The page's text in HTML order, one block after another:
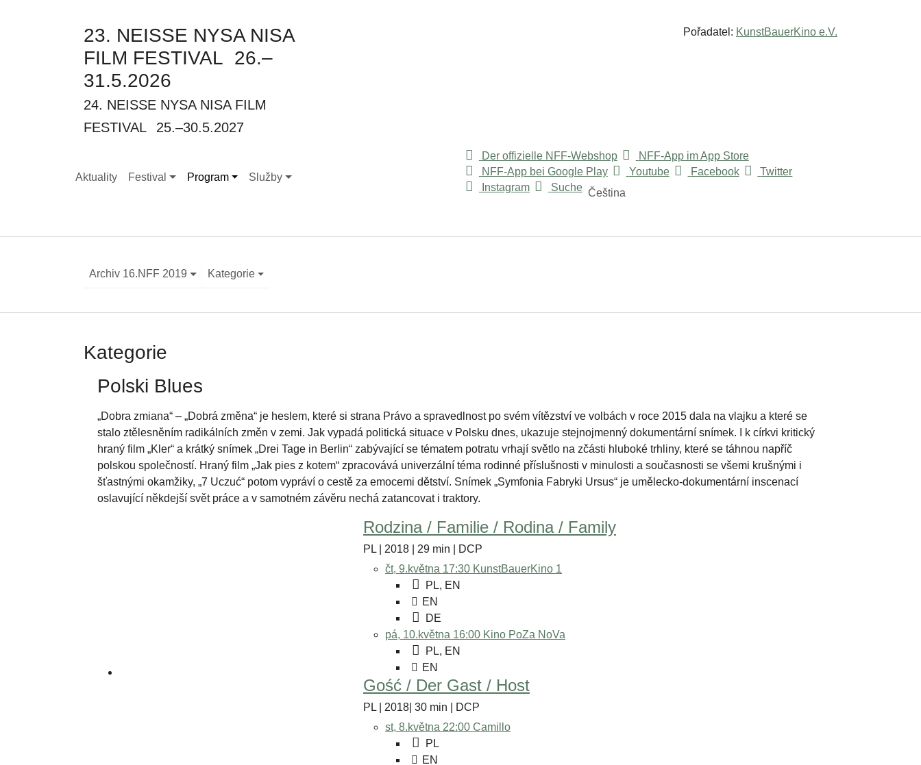
23. NEISSE NYSA NISA
FILM FESTIVAL 26.–
31.5.2026
24. NEISSE NYSA NISA FILM
FESTIVAL
25.–30.5.2027
Pořadatel: KunstBauerKino e.V.
Aktuality Festival
Submenu for "Festival"
Program
Submenu for "Program"
Služby
Submenu for "Služby"
Der offizielle NFF-Webshop
NFF-App im App Store
NFF-App bei Google Play
Youtube Facebook
Twitter
Instagram
Suche Čeština
Archiv 16.NFF 2019 Kategorie
Kategorie
Polski Blues
„Dobra zmiana“ – „Dobrá změna“ je heslem, které si strana Právo a spravedlnost po svém vítězství ve volbách v roce 2015 dala na vlajku a které se
stalo ztělesněním radikálních změn v zemi. Jak vypadá politická situace v Polsku dnes, ukazuje stejnojmenný dokumentární snímek. I k církvi kritický
hraný film „Kler“ a krátký snímek „Drei Tage in Berlin“ zabývající se tématem potratu vrhají světlo na zčásti hluboké trhliny, které se táhnou napříč
polskou společností. Hraný film „Jak pies z kotem“ zpracovává univerzální téma rodinné příslušnosti v minulosti a současnosti se všemi krušnými i
šťastnými okamžiky, „7 Uczuć“ potom vypráví o cestě za emocemi dětství. Snímek „Symfonia Fabryki Ursus“ je umělecko-dokumentární inscenací
oslavující někdejší svět práce a v samotném závěru nechá zatancovat i traktory.
Rodzina / Familie / Rodina / Family
PL | 2018 | 29 min | DCP
čt, 9.května 17:30 KunstBauerKino 1
PL, EN
EN
DE
pá, 10.května 16:00 Kino PoZa NoVa
PL, EN
EN
Gość / Der Gast / Host
PL | 2018| 30 min | DCP
st, 8.května 22:00 Camillo
PL
EN